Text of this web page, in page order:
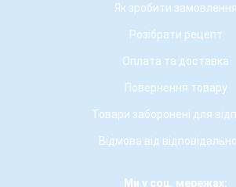
Як зробити замовлення
Розібрати рецепт
Оплата та доставка
Повернення товару
Товари заборонені для
Відмова від
Ми у соц. мережах: